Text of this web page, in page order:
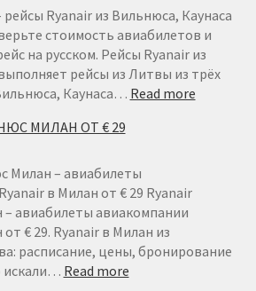
Ryanair из Вильнюса, Каунаса
стоимость авиабилетов и
на русском. Рейсы Ryanair из
рейсы из Литвы из трёх
Каунаса… Read more:
МИЛАН ОТ € 29
Милан – авиабилеты
в Милан от € 29 Ryanair
авиабилеты авиакомпании
€ 29. Ryanair в Милан из
расписание, цены, бронирование
искали… Read more: